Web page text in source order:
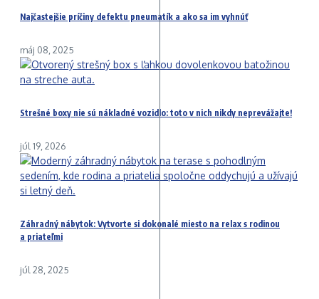
Najčastejšie príčiny defektu pneumatík a ako sa im vyhnúť
máj 08, 2025
Strešné boxy nie sú nákladné vozidlo: toto v nich nikdy neprevážajte!
júl 19, 2026
Záhradný nábytok: Vytvorte si dokonalé miesto na relax s rodinou
a priateľmi
júl 28, 2025